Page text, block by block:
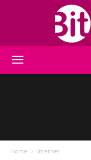
Home Internet